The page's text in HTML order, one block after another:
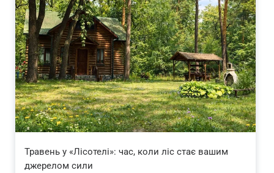
Травень у «Лісотелі»: час, коли ліс стає вашим
джерелом сили